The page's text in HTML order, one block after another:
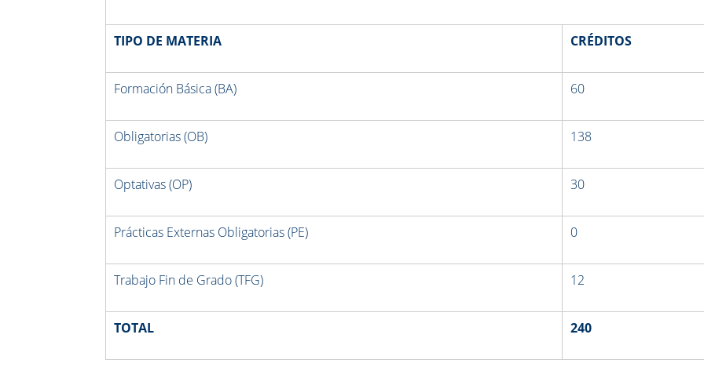
TIPO DE MATERIA CRÉDITOS
Formación Básica (BA) 60
Obligatorias (OB) 138
Optativas (OP) 30
Prácticas Externas Obligatorias (PE) 0
Trabajo Fin de Grado (TFG) 12
TOTAL 240